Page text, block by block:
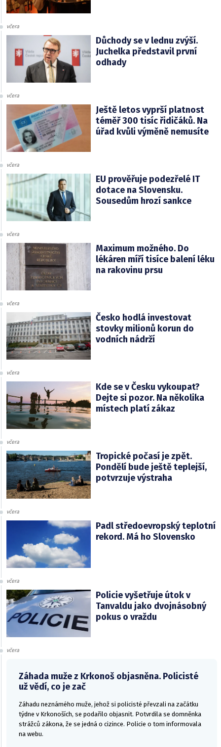
včera
Důchody se v lednu zvýší.
Juchelka představil první
odhady
včera
Ještě letos vyprší platnost
téměř 300 tisíc řidičáků. Na
úřad kvůli výměně nemusíte
včera
EU prověřuje podezřelé IT
dotace na Slovensku.
Sousedům hrozí sankce
včera
Maximum možného. Do
lékáren míří tisíce balení léku
na rakovinu prsu
včera
Česko hodlá investovat
stovky milionů korun do
vodních nádrží
včera
Kde se v Česku vykoupat?
Dejte si pozor. Na několika
místech platí zákaz
včera
Tropické počasí je zpět.
Pondělí bude ještě teplejší,
potvrzuje výstraha
včera
Padl středoevropský teplotní
rekord. Má ho Slovensko
včera
Policie vyšetřuje útok v
Tanvaldu jako dvojnásobný
pokus o vraždu
včera
Záhada muže z Krkonoš objasněna. Policisté
už vědí, co je zač
Záhadu neznámého muže, jehož si policisté převzali na začátku
týdne v Krkonoších, se podařilo objasnit. Potvrdila se domněnka
strážců zákona, že se jedná o cizince. Policie o tom informovala
na webu.